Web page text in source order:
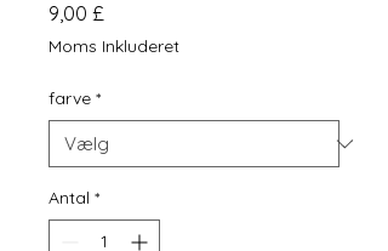
9,00 £
Moms Inkluderet
farve *
Antal *